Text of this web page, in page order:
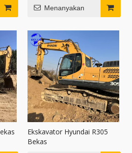
Menanyakan
Ekskavator Hyundai R305
Bekas